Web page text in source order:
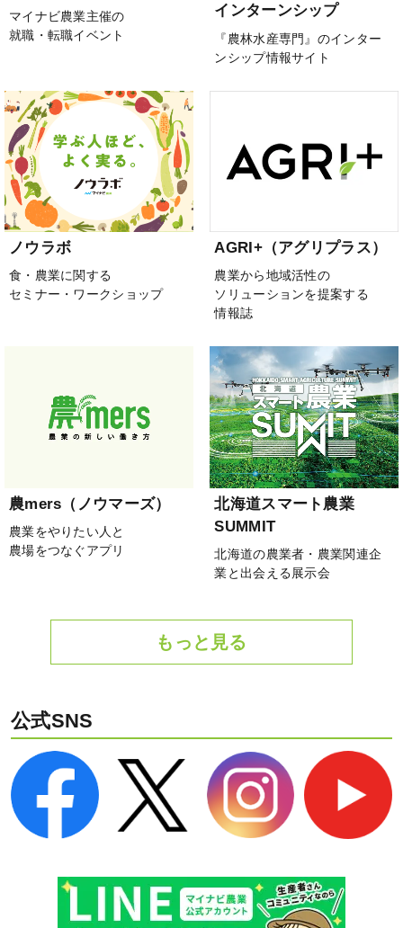
マイナビ農業主催の
就職・転職イベント
インターンシップ
『農林水産専門』のインター
ンシップ情報サイト
ノウラボ
食・農業に関する
セミナー・ワークショップ
AGRI+（アグリプラス）
農業から地域活性の
ソリューションを提案する
情報誌
農mers（ノウマーズ）
農業をやりたい人と
農場をつなぐアプリ
北海道スマート農業
SUMMIT
北海道の農業者・農業関連企
業と出会える展示会
もっと見る
公式SNS